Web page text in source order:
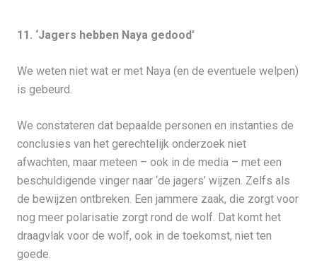
11. ‘Jagers hebben Naya gedood’
We weten niet wat er met Naya (en de eventuele welpen)
is gebeurd.
We constateren dat bepaalde personen en instanties de
conclusies van het gerechtelijk onderzoek niet
afwachten, maar meteen – ook in de media – met een
beschuldigende vinger naar ‘de jagers’ wijzen. Zelfs als
de bewijzen ontbreken. Een jammere zaak, die zorgt voor
nog meer polarisatie zorgt rond de wolf. Dat komt het
draagvlak voor de wolf, ook in de toekomst, niet ten
goede.